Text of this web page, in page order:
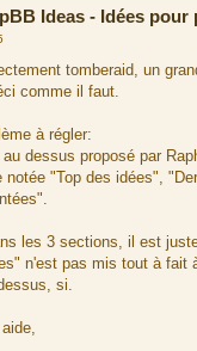
Ideas - Idées pour
tomberaid, un
comme il faut.
à régler:
dessus proposé par
notée "Top des idées",
les 3 sections, il est
n'est pas mis tout à fait
si.